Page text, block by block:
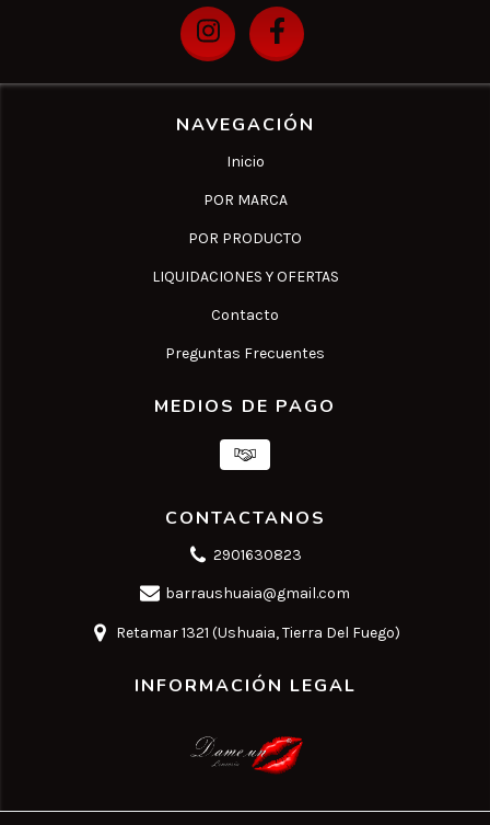
NAVEGACIÓN
Inicio
POR MARCA
POR PRODUCTO
LIQUIDACIONES Y OFERTAS
Contacto
Preguntas Frecuentes
MEDIOS DE PAGO
CONTACTANOS
2901630823
barraushuaia@gmail.com
Retamar 1321 (Ushuaia, Tierra Del Fuego)
INFORMACIÓN LEGAL